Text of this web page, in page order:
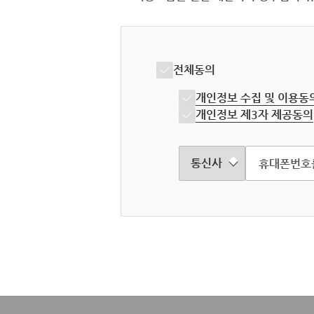
전체동의
개인정보 수집 및 이용동
개인정보 제3자 제공동의